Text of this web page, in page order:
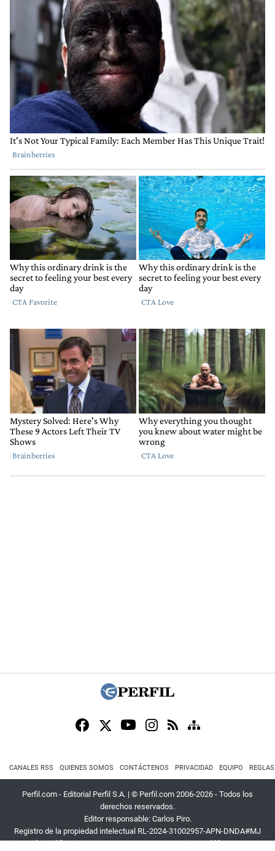
CANALES RSS QUIENES SOMOS CONTÁCTENOS PRIVACIDAD EQUIPO
Perfil.com - Editorial Perfil S.A. | © Perfil.com 2006-2026 - Todos los
derechos reservados.
Editor responsable: Carlos Piro.
Registro de la propiedad intelectual RL-2024-31002957-APN-DNDA#MJ
Dirección:California 2715,C1289ABI,CABA, Argentina| Teléfono:+54 9 11